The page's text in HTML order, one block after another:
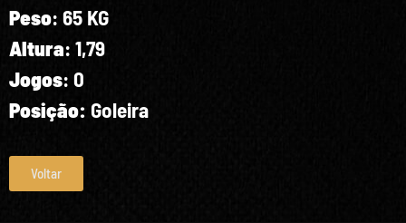
Peso: 65 KG
Altura: 1,79
Jogos: 0
Posição: Goleira
Voltar